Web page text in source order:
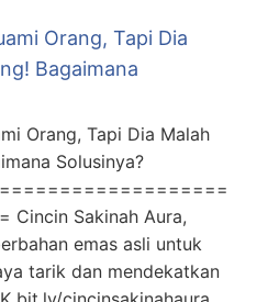
Orang, Tapi Dia
Bagaimana
Orang, Tapi Dia Malah
Solusinya?
Sakinah Aura,
emas asli untuk
tarik dan mendekatkan